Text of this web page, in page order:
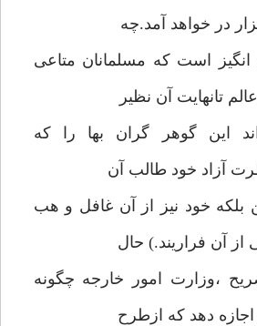
در خواهد آمد.چه
است که مسلمانان متاعی
تانهایت آن نظیر
اند این گوهر گران بها را که
آزاد خود طالب آن
خود نیز از آن غافل و هب
از آن فراریند.) حال
،وزارت امور خارجه چگونه
اجازه دهد که ازطرح